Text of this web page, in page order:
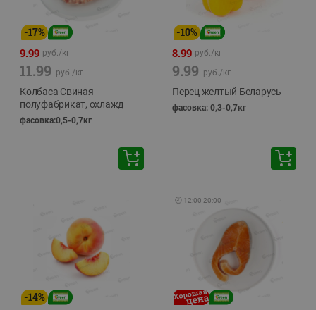
-17%
9.99 руб./кг
11.99 руб./кг
Колбаса Свиная
полуфабрикат, охлажд
фасовка:0,5-0,7кг
-10%
8.99 руб./кг
9.99 руб./кг
Перец желтый Беларусь
фасовка: 0,3-0,7кг
-14%
🕘 12:00-20:00